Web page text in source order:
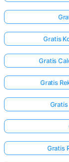
Gratis
Gratis
Gratis
Gratis